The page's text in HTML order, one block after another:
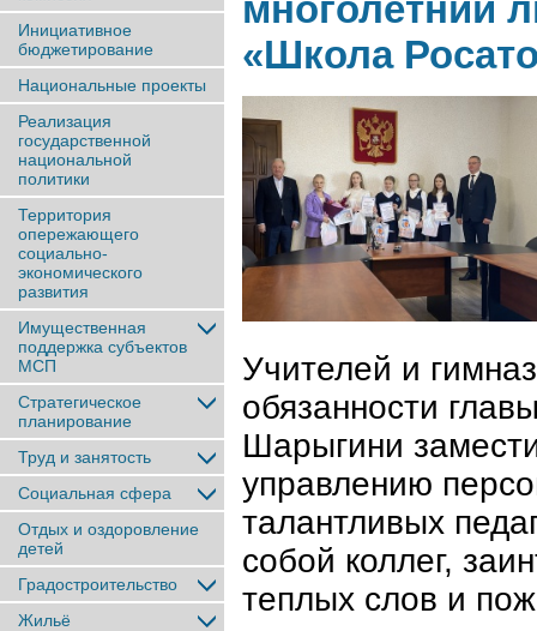
Инициативное
бюджетирование
Национальные проекты
Реализация
государственной
национальной
политики
Территория
опережающего
социально-
экономического
развития
Имущественная
поддержка субъектов
МСП
Стратегическое
планирование
Труд и занятость
Социальная сфера
Отдых и оздоровление
детей
Градостроительство
Жильё
многолетний
«Школа
Учителей и
обязанности
Шарыгини
управлению
талантливых
собой коллег,
теплых слов и